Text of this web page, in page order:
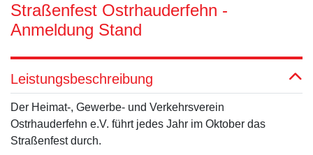
Straßenfest Ostrhauderfehn -
Anmeldung Stand
Leistungsbeschreibung
Der Heimat-, Gewerbe- und Verkehrsverein
Ostrhauderfehn e.V. führt jedes Jahr im Oktober das
Straßenfest durch.